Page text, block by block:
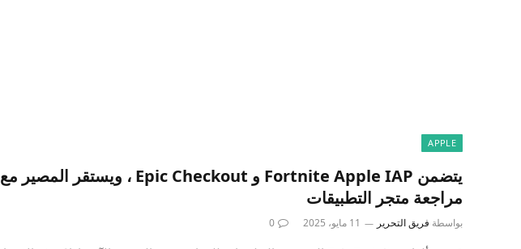
APPLE
يتضمن Fortnite Apple IAP و Epic Checkout ، ويستقر المصير مع
مراجعة متجر التطبيقات
بواسطة فريق التحرير 11 مايو، 2025 0